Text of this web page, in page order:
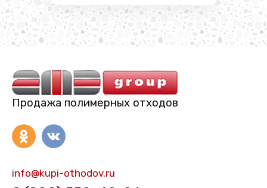
Продажа полимерных отходов
info@kupi-othodov.ru